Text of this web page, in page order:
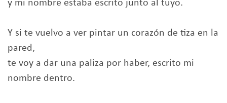
y mi nombre estaba escrito junto al tuyo.
Y si te vuelvo a ver pintar un corazón de tiza en la
pared,
te voy a dar una paliza por haber, escrito mi
nombre dentro.